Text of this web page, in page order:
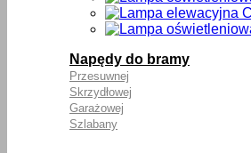
Napędy do bramy
Przesuwnej
Skrzydłowej
Garażowej
Szlabany